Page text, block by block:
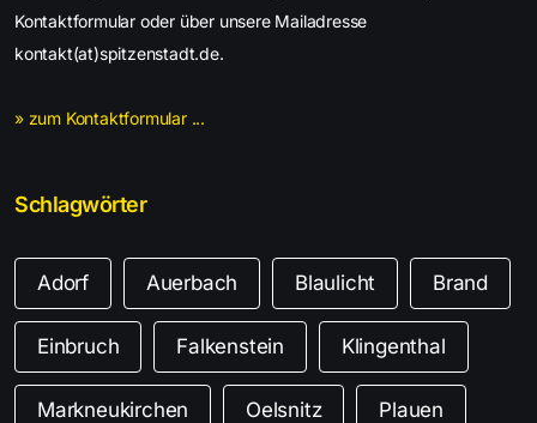
Kontaktformular oder über unsere Mailadresse
kontakt(at)spitzenstadt.de.
» zum Kontaktformular ...
Schlagwörter
Adorf Auerbach Blaulicht Brand
Einbruch Falkenstein Klingenthal
Markneukirchen Oelsnitz Plauen